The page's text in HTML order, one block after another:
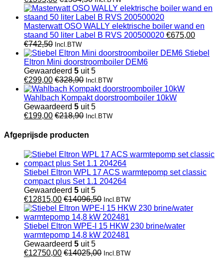
Masterwatt OSO WALLY elektrische boiler wand en
staand 50 liter Label B RVS 200500020 €675,00
€742,50 Incl.BTW
Stiebel
Eltron Mini doorstroomboiler DEM6
Gewaardeerd 5 uit 5
€299,00 €328,90 Incl.BTW
Wahlbach Kompakt doorstroomboiler 10kW
Gewaardeerd 5 uit 5
€199,00 €218,90 Incl.BTW
Afgeprijsde producten
Stiebel Eltron WPL 17 ACS warmtepomp set classic
compact plus Set 1.1 204264
Gewaardeerd 5 uit 5
€12815,00 €14096,50 Incl.BTW
Stiebel Eltron WPE-I 15 HKW 230 brine/water
warmtepomp 14,8 kW 202481
Gewaardeerd 5 uit 5
€12750,00 €14025,00 Incl.BTW